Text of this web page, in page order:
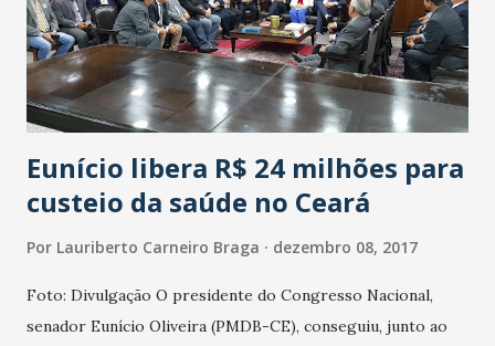
encerramento do debate "Universidade Pública não se
vende; se defende", no auditório Luiz Gonzaga, do Centro
de Humanidades III da Universidade Federal do Ceará
(UFC)...
Eunício libera R$ 24 milhões para
custeio da saúde no Ceará
Por Lauriberto Carneiro Braga dezembro 08, 2017
Foto: Divulgação O presidente do Congresso Nacional,
senador Eunício Oliveira (PMDB-CE), conseguiu, junto ao